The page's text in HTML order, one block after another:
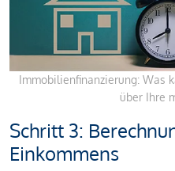
Immobilienfinanzierung: Was
über Ihre
Schritt 3:
Einkommens